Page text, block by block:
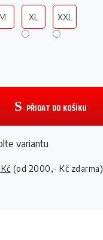
(od 2000,- Kč zdarma)
XL XXL
PŘIDAT DO KOŠÍKU
variantu